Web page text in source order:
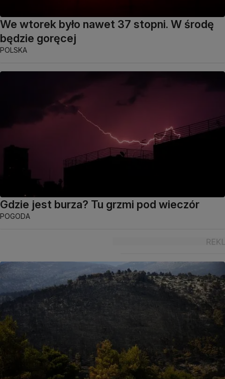
We wtorek było nawet 37 stopni. W środę
będzie goręcej
POLSKA
Gdzie jest burza? Tu grzmi pod wieczór
POGODA